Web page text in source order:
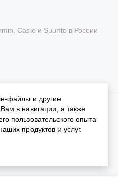
Casio и Suunto в России
Карта сайта
файлы и другие
в навигации, а также
пользовательского опыта
продуктов и услуг.